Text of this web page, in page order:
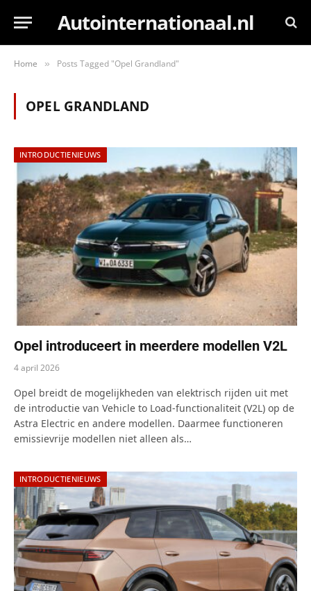
Autointernationaal.nl
Home » Posts Tagged "Opel Grandland"
OPEL GRANDLAND
INTRODUCTIENIEUWS
Opel introduceert in meerdere modellen V2L
4 april 2026
Opel breidt de mogelijkheden van elektrisch rijden uit met
de introductie van Vehicle to Load-functionaliteit (V2L) op de
Astra Electric en andere modellen. Daarmee functioneren
emissievrije modellen niet alleen als…
INTRODUCTIENIEUWS